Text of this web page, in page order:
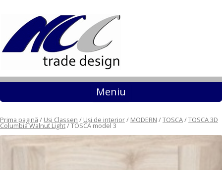
Meniu Sari la conținut
Prima pagină / Uși Classen / Uși de interior/ MODERN /TOSCA/TOSCA 3D
Columbia Walnut Light/ TOSCA model 3